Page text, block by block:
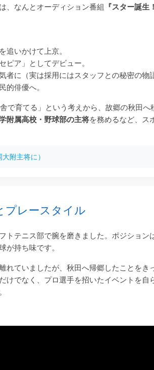
、なんとオーディション番組 『スター誕生
追いかけて上京。
ピア」としてデビュー。
者に（実は採用にはスタッフとの秘密の物
的俳優へ。
で育てる」という考えから、故郷の秋田へ
附属高校・野球部の主将を務めるなど、ス
附主将に）
プレースタイル
トテニス部で腕を磨きました。ポジション
が持ち味です。
れていましたが、秋田へ帰郷したことをき
でなく、プロ選手を招いたイベントを自